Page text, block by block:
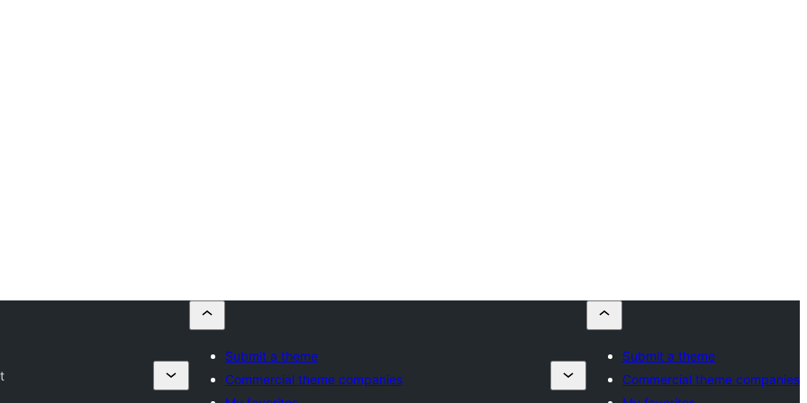
Submit a theme
Commercial theme companies
Submit a theme
Commercial theme companies